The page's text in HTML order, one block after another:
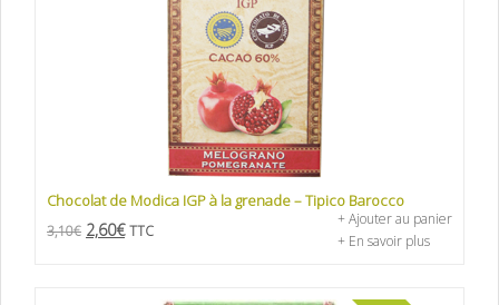
Chocolat de Modica IGP à la grenade – Tipico Barocco
3,10€ 2,60€ TTC
+ Ajouter au panier
+ En savoir plus